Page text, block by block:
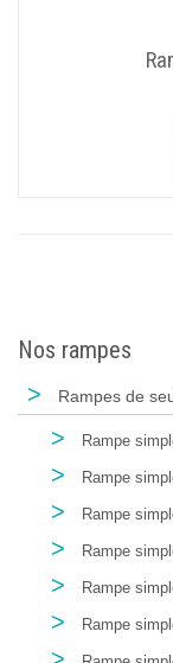
Nos rampes
> Rampes de
> Rampe
> Rampe
> Rampe
> Rampe
> Rampe
> Rampe